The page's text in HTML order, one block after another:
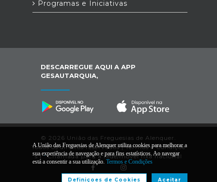
Programas e Iniciativas
DESCARREGUE AQUI A APP
GESAUTARQUIA,
© 2026 União das Freguesias de Alenquer.
Todos os direitos reservados |Termos e Condiçõe
s|*Chamada para a rede/móvel fixa nacional
A União das Freguesias de Alenquer utiliza cookies para melhorar a
sua experiência de navegação e para fins estatísticos. Ao navegar
está a consentir a sua utilização. Termos e Condições
Aceitar
Definiçoes de Cookies